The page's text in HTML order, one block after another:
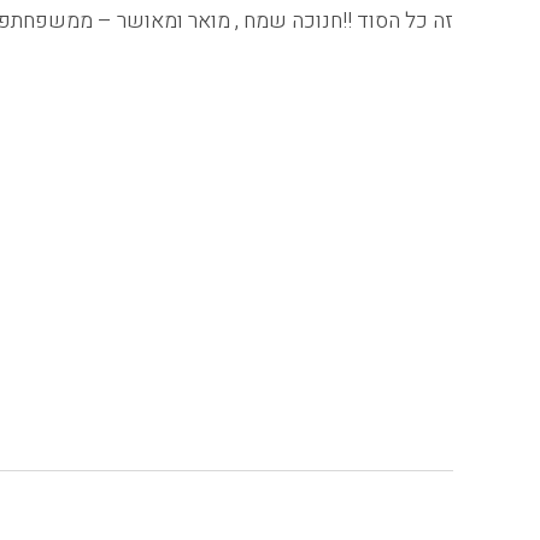
זה כל הסוד !!חנוכה שמח , מואר ומאושר –